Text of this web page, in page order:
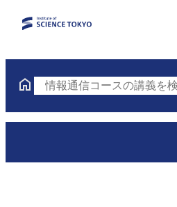
情報通信コースの講義を